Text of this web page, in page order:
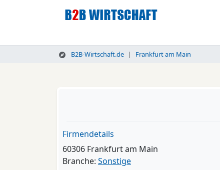
B2B-Wirtschaft.de Frankfurt am Main
Firmendetails
60306 Frankfurt am Main
Branche: Sonstige